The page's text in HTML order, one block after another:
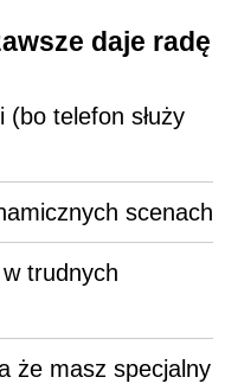
daje radę
(bo telefon służy
scenach
trudnych
że masz specjalny